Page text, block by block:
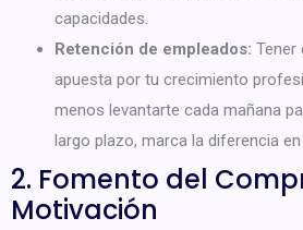
capacidades.
Retención de empleados: Tener
apuesta por tu crecimiento
menos levantarte cada mañana
largo plazo, marca la diferencia
2. Fomento del
Motivación